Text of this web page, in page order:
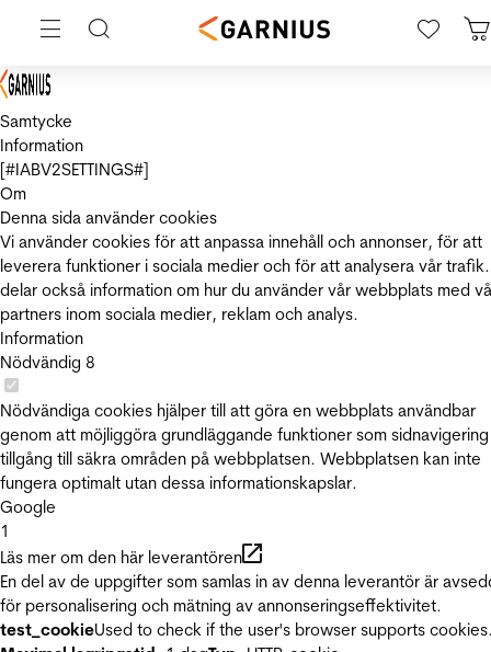
Samtycke
Information
[#IABV2SETTINGS#]
Om
Denna sida använder cookies
Vi använder cookies för att anpassa innehåll och annonser, för att
leverera funktioner i sociala medier och för att analysera vår
delar också information om hur du använder vår webbplats med
partners inom sociala medier, reklam och analys.
Information
Nödvändig 8
Nödvändiga cookies hjälper till att göra en webbplats användbar
genom att möjliggöra grundläggande funktioner som
tillgång till säkra områden på webbplatsen. Webbplatsen kan inte
fungera optimalt utan dessa informationskapslar.
Google
1
Läs mer om den här leverantören
En del av de uppgifter som samlas in av denna leverantör är
för personalisering och mätning av annonseringseffektivitet.
test_cookieUsed to check if the user's browser supports